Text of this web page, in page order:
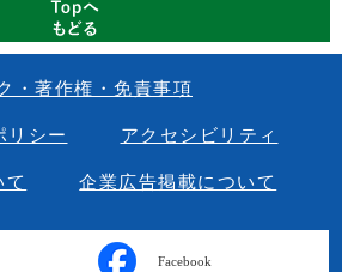
・著作権・免責事項
リシー アクセシビリティ
て 企業広告掲載について
Facebook